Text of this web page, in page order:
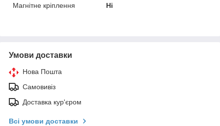
Магнітне кріплення
Ні
Умови доставки
Нова Пошта
Самовивіз
Доставка кур'єром
Всі умови доставки